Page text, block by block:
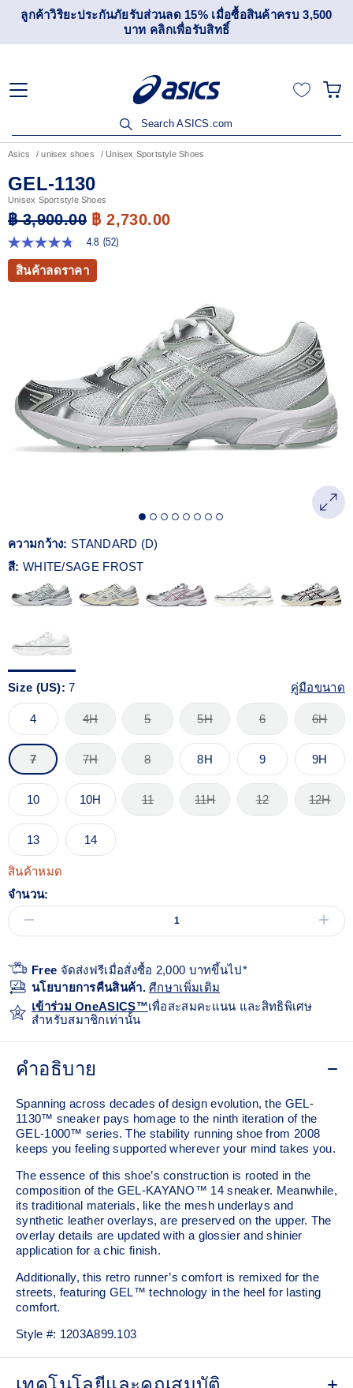
เข้าร่วม OneASICS™ เพื่อสะสมคะแนน และสิทธิพิเศษสำหรับ
สมาชิกเท่านั้น สมัครเลย
Search ASICS.com
Asics unisex shoes Unisex Sportstyle Shoes
GEL-1130
Unisex Sportstyle Shoes
฿ 3,900.00 ฿ 2,730.00
4.8
จาก
ดาว
หน้า
เดียวกัน
4.8 (52)
สินค้าลดราคา
ความกว้าง: STANDARD (D)
สี: WHITE/SAGE FROST
Size (US):7 คู่มือขนาด
4 4H 5 5H 6 6H
7 7H 8 8H 9 9H
10 10H 11 11H 12 12H
13 14
สินค้าหมด
จำนวน:
Free จัดส่งฟรีเมื่อสั่งซื้อ 2,000 บาทขึ้นไป*
นโยบายการคืนสินค้า.ศีกษาเพิ่มเติม
เข้าร่วม OneASICS™เพื่อสะสมคะแนน และสิทธิพิเศษ
สำหรับสมาชิกเท่านั้น
คำอธิบาย
Spanning across decades of design evolution, the GEL-
1130™ sneaker pays homage to the ninth iteration of the
GEL-1000™ series. The stability running shoe from 2008
keeps you feeling supported wherever your mind takes you.
The essence of this shoe’s construction is rooted in the
composition of the GEL-KAYANO™ 14 sneaker. Meanwhile,
its traditional materials, like the mesh underlays and
synthetic leather overlays, are preserved on the upper. The
overlay details are updated with a glossier and shinier
application for a chic finish.
Additionally, this retro runner’s comfort is remixed for the
streets, featuring GEL™ technology in the heel for lasting
comfort.
Style #: 1203A899.103